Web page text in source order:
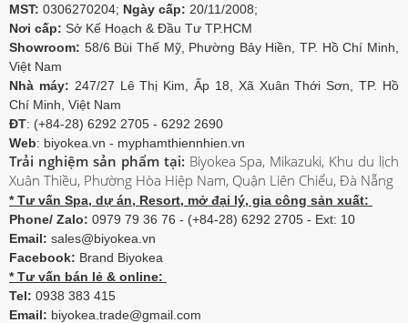
MST: 0306270204; Ngày cấp: 20/11/2008;
Nơi cấp: Sở Kế Hoạch & Đầu Tư TP.HCM
Showroom: 58/6 Bùi Thế Mỹ, Phường Bảy Hiền, TP. Hồ Chí Minh,
Việt Nam
Nhà máy: 247/27 Lê Thị Kim, Ấp 18, Xã Xuân Thới Sơn, TP. Hồ
Chí Minh, Việt Nam
ĐT: (+84-28) 6292 2705 - 6292 2690
Web: biyokea.vn - myphamthiennhien.vn
Trải nghiệm sản phẩm tại: Biyokea Spa, Mikazuki, Khu du lịch
Xuân Thiều, Phường Hòa Hiệp Nam, Quận Liên Chiểu, Đà Nẵng
* Tư vấn Spa, dự án, Resort, mở đại lý, gia công sản xuất:
Phone/ Zalo: 0979 79 36 76 - (+84-28) 6292 2705 - Ext: 10
Email: sales@biyokea.vn
Facebook: Brand Biyokea
* Tư vấn bán lẻ & online:
Tel: 0938 383 415
Email: biyokea.trade@gmail.com